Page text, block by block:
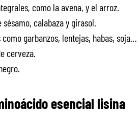
como la avena, y el arroz.
calabaza y girasol.
como garbanzos, lentejas, habas, soja…
cerveza.
esencial lisina